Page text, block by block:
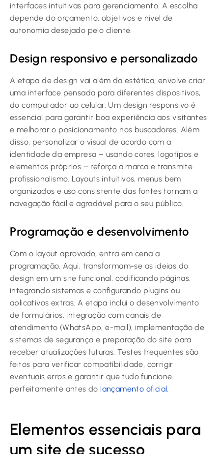
interfaces intuitivas para gerenciamento. A escolha
depende do orçamento, objetivos e nível de
autonomia desejado pelo cliente.
Design responsivo e personalizado
A etapa de design vai além da estética; envolve criar
uma interface pensada para diferentes dispositivos,
do computador ao celular. Um design responsivo é
essencial para garantir boa experiência aos visitantes
e melhorar o posicionamento nos buscadores. Além
disso, personalizar o visual de acordo com a
identidade da empresa – usando cores, logotipos e
elementos próprios – reforça a marca e transmite
profissionalismo. Layouts intuitivos, menus bem
organizados e uso consistente das fontes tornam a
navegação fácil e agradável para o seu público.
Programação e desenvolvimento
Com o layout aprovado, entra em cena a
programação. Aqui, transformam-se as ideias do
design em um site funcional, codificando páginas,
integrando sistemas e configurando plugins ou
aplicativos extras. A etapa inclui o desenvolvimento
de formulários, integração com canais de
atendimento (WhatsApp, e-mail), implementação de
sistemas de segurança e preparação do site para
receber atualizações futuras. Testes frequentes são
feitos para verificar compatibilidade, corrigir
eventuais erros e garantir que tudo funcione
perfeitamente antes do lançamento oficial
Elementos essenciais para
um site de sucesso